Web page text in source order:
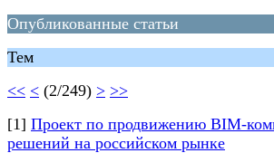
Опубликованные статьи
Тем
<< < (2/249) > >>
[1] Проект по продвижению BIM-
решений на российском рынке